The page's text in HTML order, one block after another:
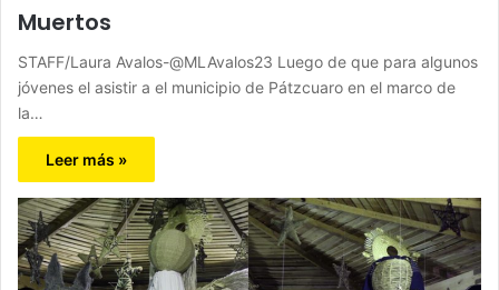
Muertos
STAFF/Laura Avalos-@MLAvalos23 Luego de que para algunos
jóvenes el asistir a el municipio de Pátzcuaro en el marco de
la…
Leer más »